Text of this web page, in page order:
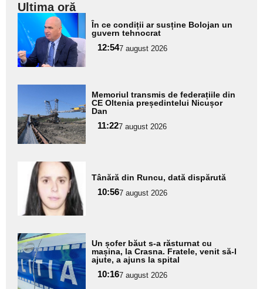
Ultima oră
Adaugă
aici textul
pentru
subtitlu
În ce condiții ar susține Bolojan un
guvern tehnocrat
12:547 august 2026
aici textul
pentru
subtitlu
Memoriul transmis de federațiile din
CE Oltenia președintelui Nicușor
Dan
11:227 august 2026
Adaugă
aici textul
pentru
subtitlu
Tânără din Runcu, dată dispărută
10:567 august 2026
Adaugă
aici textul
pentru
subtitlu
Un șofer băut s-a răsturnat cu
mașina, la Crasna. Fratele, venit să-l
ajute, a ajuns la spital
10:167 august 2026